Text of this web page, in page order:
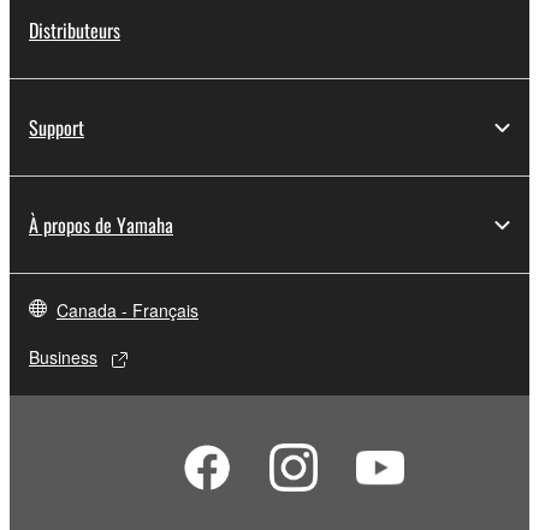
Distributeurs
Support
À propos de Yamaha
Canada - Français
Business